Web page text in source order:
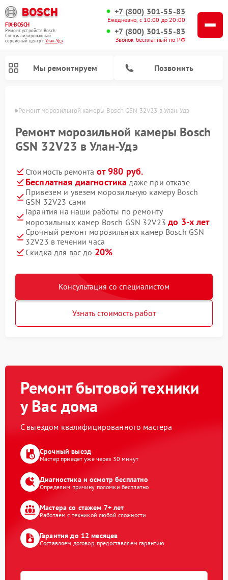
FIX-BOSCH
Ремонт устройств Bosch
Специализированный
cервисный центр г.Улан-Удэ
+7 (800) 301-55-83
Ежедневно, с 10:00 до 20:00
+7 (800) 301-55-83
Звонок бесплатный по РФ
Мы ремонтируем Позвонить
Удэ Ремонт морозильной камеры Bosch GSN 32V23 в Улан-Удэ
Ремонт морозильной камеры Bosch
GSN 32V23 в Улан-Удэ
Стоимость ремонта от 980 руб.
Бесплатная диагностика даже при отказе
Привезем и увезем морозильную камеру Bosch
GSN 32V23 сами
Гарантия на наши работы по ремонту
морозильных камер Bosch GSN 32V23до 3-х лет
Срочный ремонт морозильных камер Bosch GSN
32V23 в течении часа
Скидка для вас до 20%
Консультация со специалистом
Узнать стоимость работ
Ремонт бытовой техники
у Вас дома
С выездом квалифицированного мастера
Срочный выезд
Мастер приедет уже через 30 минут
Диагностика и осмотр бесплатно
Определим причину поломки бесплатно
Мастера со стажем 7+ лет
Работаем с техникой любой сложности
Гарантия до 12 месяцев
Составляем договор, предоставляем гарантию